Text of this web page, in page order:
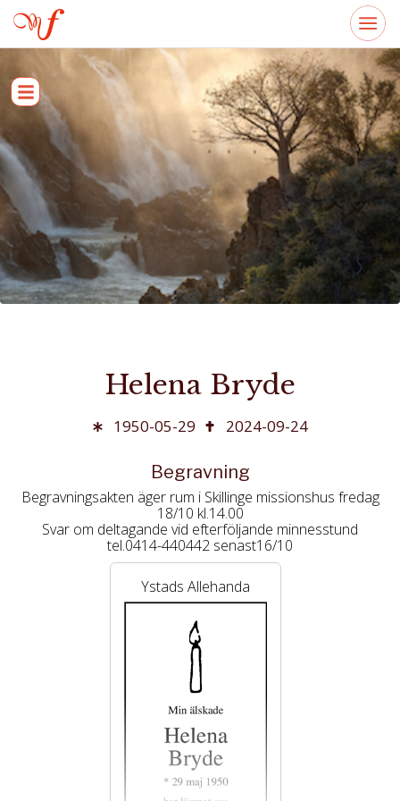
Helena Bryde
1950-05-29 2024-09-24
Begravning
Begravningsakten äger rum i Skillinge missionshus fredag
18/10 kl.14.00
Svar om deltagande vid efterföljande minnesstund
tel.0414-440442 senast16/10
Ystads Allehanda